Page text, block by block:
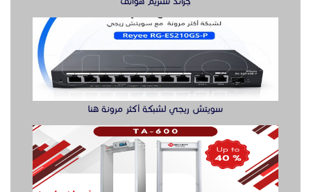
بوابه كشف المعادن بوابة سيكيورتى
buy ssd solution